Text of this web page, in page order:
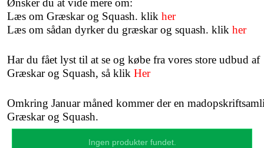
Ønsker du at vide mere om:
Læs om Græskar og Squash. klik her
Læs om sådan dyrker du græskar og squash. klik her
Har du fået lyst til at se og købe fra vores store udbud af
Græskar og Squash, så klik Her
Omkring Januar måned kommer der en
Græskar og Squash.
Ingen produkter fundet.